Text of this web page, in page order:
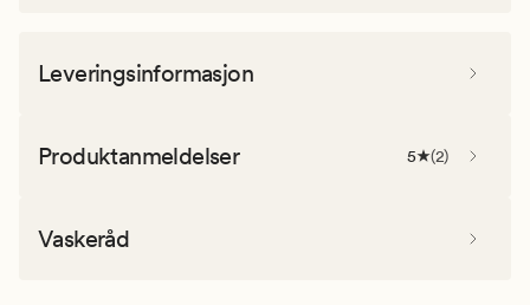
Leveringsinformasjon
Produktanmeldelser 5 (2)
Vaskeråd